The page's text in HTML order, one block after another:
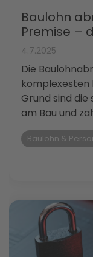
Baulohn
Premise –
4.7.2025
Die
komplexesten
Grund sind
am Bau und
Baulohn &